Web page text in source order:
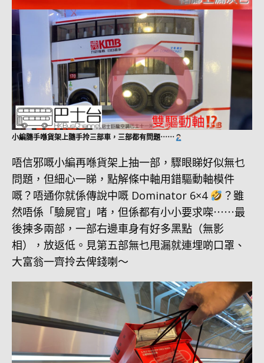
小編隨手喺貨架上隨手拎三部車，三部都有問題⋯⋯
唔信邪嘅小編再喺貨架上抽一部，驟眼睇好似無乜
問題，但細心一睇，點解條中軸用錯驅動軸模件
嘅？唔通你就係傳說中嘅 Dominator 6×4
？雖
然唔係「驗屍官」啫，但係都有小小要求㗎⋯⋯最
後揀多兩部，一部右邊車身有好多黑點（無影
相），放返低。見第五部無乜甩漏就連埋啲口罩、
大富翁一齊拎去俾錢喇～